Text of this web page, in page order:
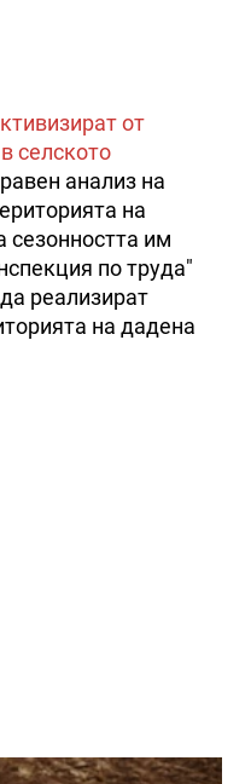
от
селското
анализ на
на
сезонността им
по труда"
реализират
на дадена